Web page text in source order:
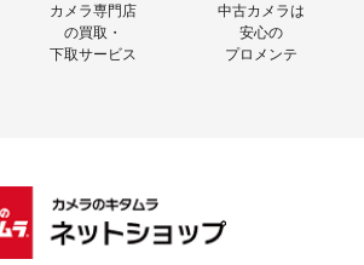
カメラ専門店
の買取・
下取サービス
中古カメラは
安心の
プロメンテ